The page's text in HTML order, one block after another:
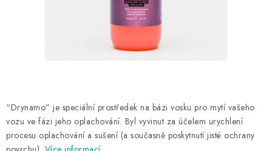
Věrnostní program
Všeobecné obchodní podmínky
Podmínky ochrany osobních údajů
Mapa serveru
“Drynamo” je speciální prostředek na bázi vosku pro mytí vašeho
vozu ve fázi jeho oplachování. Byl vyvinut za účelem urychlení
procesu oplachování a sušení (a současně poskytnutí jisté ochrany